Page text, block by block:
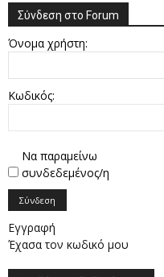
Σύνδεση στο Forum
Όνομα χρήστη:
Κωδικός:
Να παραμείνω
συνδεδεμένος/η
Σύνδεση
Εγγραφή
Έχασα τον κωδικό μου